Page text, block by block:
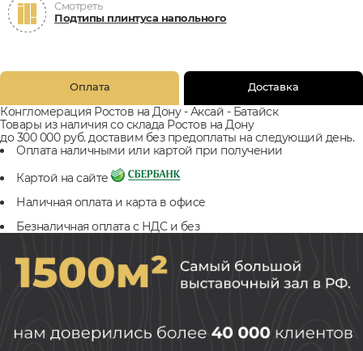
Смотреть
Подтипы плинтуса напольного
Оплата Доставка
Конгломерация Ростов на Дону - Аксай - Батайск
Товары из наличия со склада Ростов на Дону
до 300 000 руб. доставим без предоплаты на следующий день.
Оплата наличными или картой при получении
Картой на сайте
Наличная оплата и карта в офисе
Безналичная оплата с НДС и без